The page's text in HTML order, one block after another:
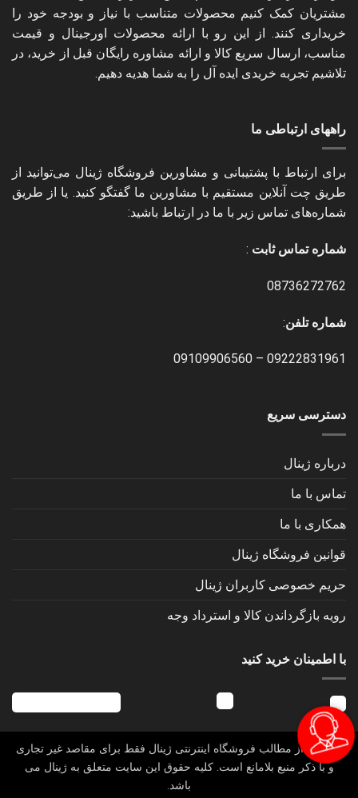
مشتریان کمک کنیم محصولات متناسب با نیاز و بودجه خود را
خریداری کنند. از این رو با ارائه محصولات اورجینال و قیمت
مناسب، ارسال سریع کالا و ارائه مشاوره رایگان قبل از خرید، در
تلاشیم تجربه خریدی ایده آل را به شما هدیه دهیم.
راههای ارتباطی ما
برای ارتباط با پشتیبانی و مشاورین فروشگاه ژینال می‌توانید از
طریق چت آنلاین مستقیم با مشاورین ما گفتگو کنید. یا از طریق
شماره‌های تماس زیر با ما در ارتباط باشید:
شماره تماس ثابت :
08736272762
شماره تلفن:
09222831961
–
09109906560
دسترسی سریع
درباره ژینال
تماس با ما
همکاری با ما
قوانین فروشگاه ژینال
حریم خصوصی کاربران ژینال
رویه بازگرداندن کالا و استرداد وجه
با اطمینان خرید کنید
استفاده از مطالب فروشگاه اینترنتی ژینال فقط برای مقاصد غیر تجاری
و با ذکر منبع بلامانع است. کلیه حقوق این سایت متعلق به ژینال می
باشد.